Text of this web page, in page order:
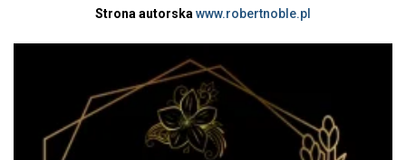
Strona autorska www.robertnoble.pl